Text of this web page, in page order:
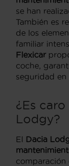
se han
También es
de los
familiar
Flexicar
coche,
seguridad en
¿Es
Lodgy?
El Dacia
comparación